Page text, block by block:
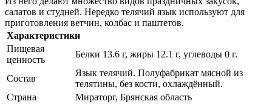
салатов и студней. Нередко телячий язык используют для
приготовления ветчин, колбас и паштетов.
Характеристики
Пищевая
ценность
Белки 13.6 г, жиры 12.1 г, углеводы 0 г.
Состав
Язык телячий. Полуфабрикат мясной из
телятины, без кости, охлаждённый.
Страна
Мираторг, Брянская область